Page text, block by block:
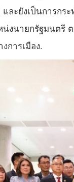
ละยังเป็นการกร
น่งนายกรัฐมนตรี
การเมือง.